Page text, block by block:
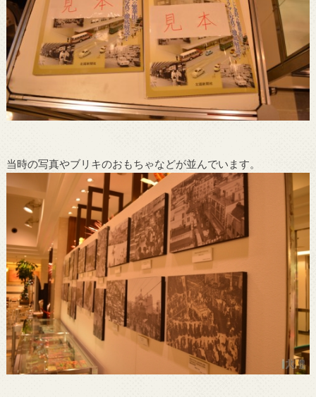
当時の写真やブリキのおもちゃなどが並んでいます。